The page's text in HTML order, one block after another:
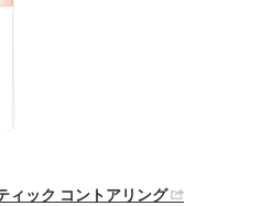
ィック コントアリング